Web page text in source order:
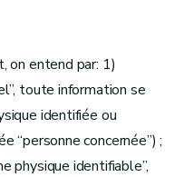
on entend par: 1)
toute information se
identifiée ou
“personne concernée”) ;
physique identifiable”,